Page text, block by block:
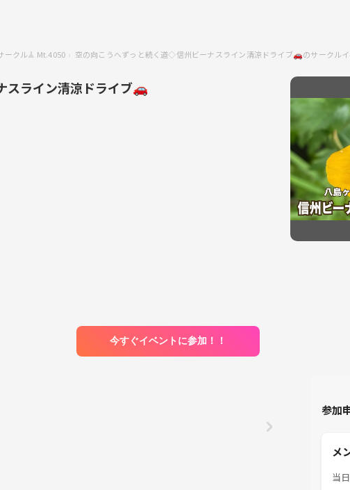
ークル𖣰 Mt.4050 空の向こうへずっと続く道◇信州ビーナスライン清涼ドライブ🚗のサークル
スライン清涼ドライブ🚗
今すぐイベントに参加！！
参加
メ
当